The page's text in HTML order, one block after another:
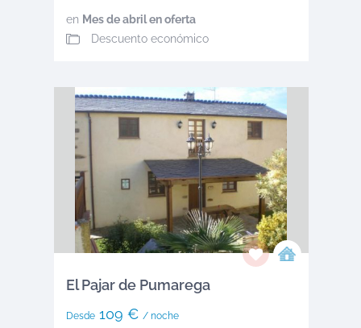
en Mes de abril en oferta
Descuento económico
El Pajar de Pumarega
Desde109 € / noche